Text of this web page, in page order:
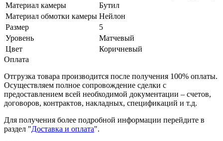
Материал камеры
Бутил
Материал обмотки камеры Нейлон
Размер
5
Уровень
Матчевый
Цвет
Коричневый
Оплата
Отгрузка товара производится после получения 100% оплаты.
Осуществляем полное сопровождение сделки с
предоставлением всей необходимой документации – счетов,
договоров, контрактов, накладных, спецификаций и т.д.
Для получения более подробной информации перейдите в
раздел "Доставка и оплата".